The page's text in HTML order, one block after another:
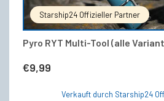
Starship24 Offizieller Partner
Pyro RYT Multi-Tool (alle
€9,99
auf.
Die
Verkauft durch Starship24